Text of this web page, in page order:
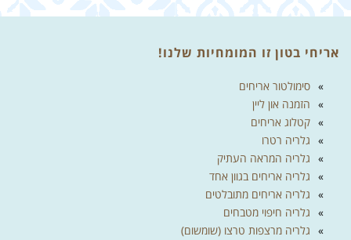
אריחי בטון זו המומחיות שלנו!
סימולטור אריחים
הזמנה און ליין
קטלוג אריחים
גלריה רטרו
גלריה המראה העתיק
גלריה אריחים בגוון אחד
גלריה אריחים מתובלטים
גלריה חיפוי מטבחים
גלריה מרצפות טרצו (שומשום)